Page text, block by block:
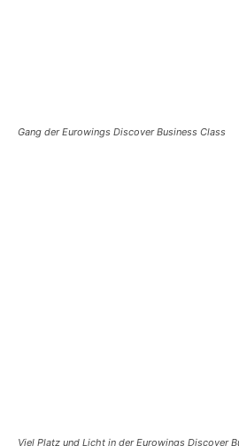
Gang der Eurowings Discover Business Class
Viel Platz und Licht in derEurowings Discover